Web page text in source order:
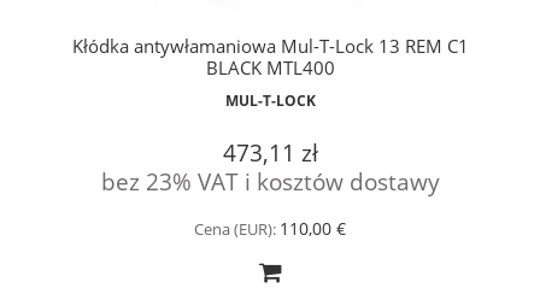
Kłódka antywłamaniowa Mul-T-Lock 13 REM C1
BLACK MTL400
MUL-T-LOCK
473,11 zł
bez 23% VAT i kosztów dostawy
Cena (EUR): 110,00 €